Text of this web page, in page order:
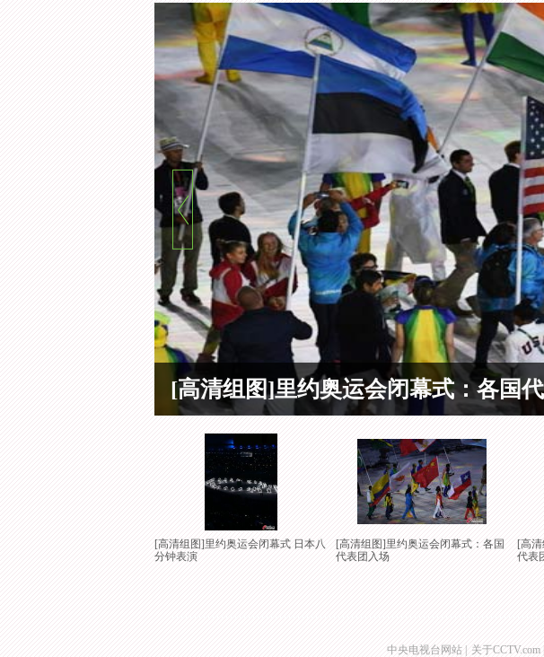
[高清组图]里约奥运会闭幕式：各国
[高清组图]里约奥运会闭幕式 日本八
分钟表演
[高清组图]里约奥运会闭幕式：各国
代表团入场
[高
代表
中央电视台网站 关于CCTV.com